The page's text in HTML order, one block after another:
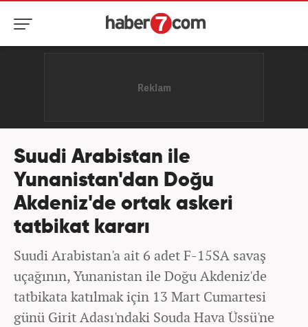
Suudi Arabistan ile
Yunanistan'dan Doğu
Akdeniz'de ortak askeri
tatbikat kararı
Suudi Arabistan'a ait 6 adet F-15SA savaş
uçağının, Yunanistan ile Doğu Akdeniz'de
tatbikata katılmak için 13 Mart Cumartesi
günü Girit Adası'ndaki Souda Hava Üssü'ne